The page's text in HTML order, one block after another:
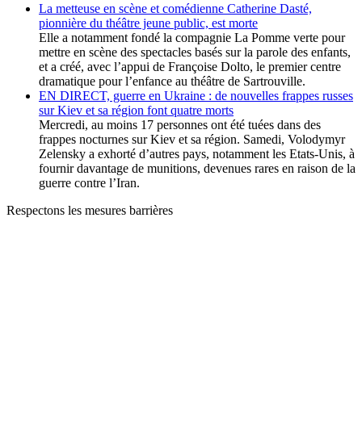
La metteuse en scène et comédienne Catherine Dasté,
pionnière du théâtre jeune public, est morte
Elle a notamment fondé la compagnie La Pomme verte pour
mettre en scène des spectacles basés sur la parole des enfants,
et a créé, avec l’appui de Françoise Dolto, le premier centre
dramatique pour l’enfance au théâtre de Sartrouville.
EN DIRECT, guerre en Ukraine : de nouvelles frappes russes
sur Kiev et sa région font quatre morts
Mercredi, au moins 17 personnes ont été tuées dans des
frappes nocturnes sur Kiev et sa région. Samedi, Volodymyr
Zelensky a exhorté d’autres pays, notamment les Etats-Unis, à
fournir davantage de munitions, devenues rares en raison de la
guerre contre l’Iran.
Respectons les mesures barrières